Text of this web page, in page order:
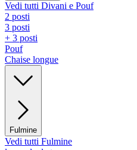
Vedi tutti Divani e Pouf
2 posti
3 posti
+ 3 posti
Pouf
Chaise longue
Fulmine
Vedi tutti Fulmine